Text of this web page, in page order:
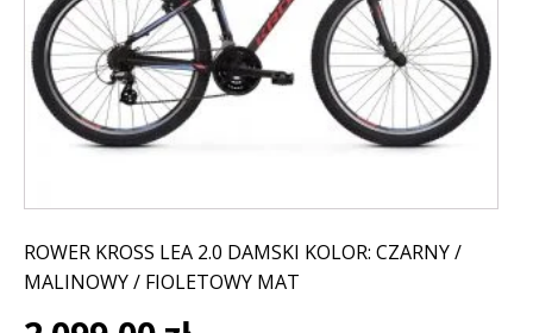
ROWER KROSS LEA 2.0 DAMSKI KOLOR: CZARNY /
MALINOWY / FIOLETOWY MAT
Opcje
można
wybrać
na
stronie